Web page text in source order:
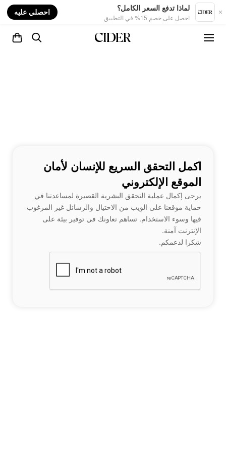
لماذا تدفع السعر الكامل؟
احصل على خصم 15% في التطبيق
احصلي عليه
اكمل التحقق السريع للإنسان لأمان
الموقع الإلكتروني
يرجى إكمال عملية التحقق البشرية القصيرة لمساعدتنا في
حماية موقعنا على الويب من الاحتيال والرسائل غير المرغوب
فيها وسوء الاستخدام. تساهم تعاونك في توفير بيئة على
الإنترنت آمنة.
شكرا لدعمكم.